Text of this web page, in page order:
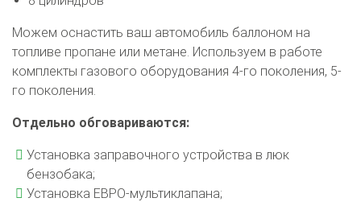
Можем оснастить ваш автомобиль баллоном на
топливе пропане или метане. Используем в работе
комплекты газового оборудования 4-го поколения, 5-
го поколения.
Отдельно обговариваются:
Установка заправочного устройства в люк
бензобака;
Установка ЕВРО-мультиклапана;